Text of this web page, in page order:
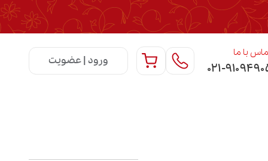
با ما
۹۱۰۹۴۹۰۵ ورود | عضویت